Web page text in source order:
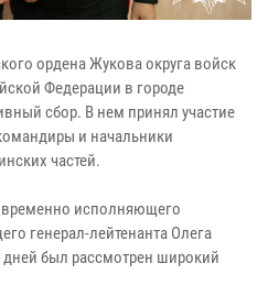
ордена Жукова округа войск
Федерации в городе
сбор. В нем принял участие
и начальники
частей.
исполняющего
генерал-лейтенанта Олега
дней был рассмотрен широкий